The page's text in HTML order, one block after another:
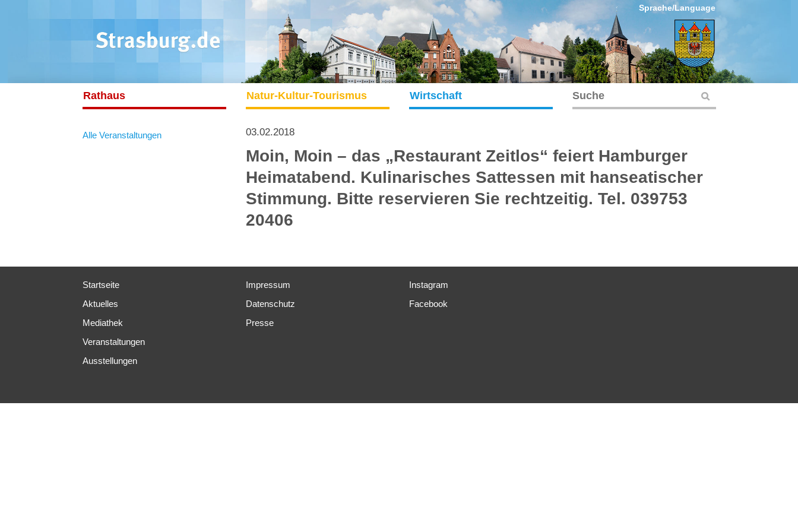
Sprache/Language
Rathaus Natur-Kultur-Tourismus Wirtschaft
Alle Veranstaltungen 03.02.2018
Moin, Moin – das „Restaurant Zeitlos“ feiert Hamburger
Heimatabend. Kulinarisches Sattessen mit hanseatischer
Stimmung. Bitte reservieren Sie rechtzeitig. Tel. 039753
20406
Startseite
Aktuelles
Mediathek
Veranstaltungen
Ausstellungen
Impressum
Datenschutz
Presse
Instagram
Facebook